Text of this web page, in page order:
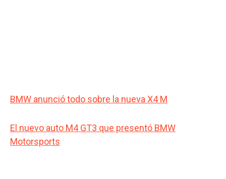
BMW anunció todo sobre la nueva X4 M
El nuevo auto M4 GT3 que presentó BMW
Motorsports